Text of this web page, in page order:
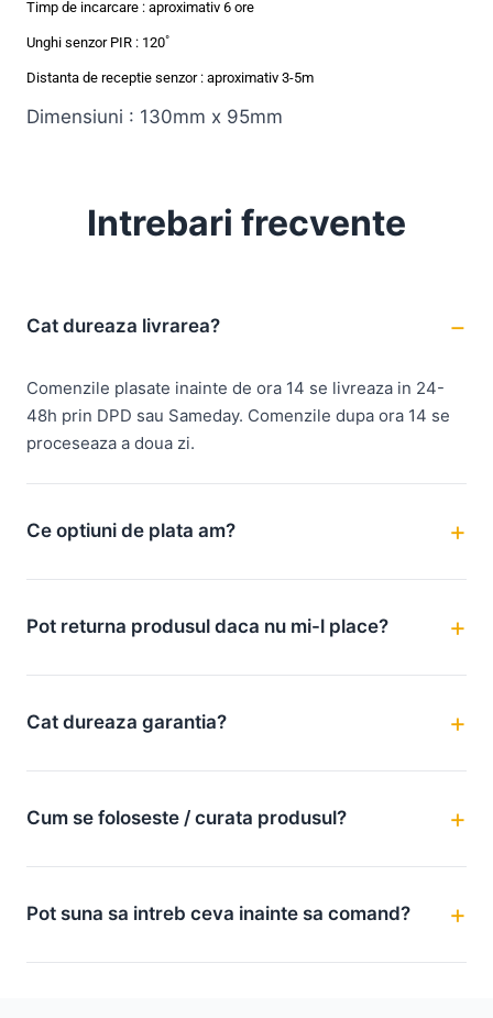
Timp de incarcare : aproximativ 6 ore
Unghi senzor PIR : 120˚
Distanta de receptie senzor : aproximativ 3-5m
Dimensiuni : 130mm x 95mm
Intrebari frecvente
Cat dureaza livrarea?
Comenzile plasate inainte de ora 14 se livreaza in 24-
48h prin DPD sau Sameday. Comenzile dupa ora 14 se
proceseaza a doua zi.
Ce optiuni de plata am?
Pot returna produsul daca nu mi-l place?
Cat dureaza garantia?
Cum se foloseste / curata produsul?
Pot suna sa intreb ceva inainte sa comand?